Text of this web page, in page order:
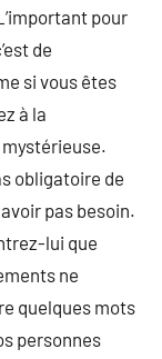
pour
de
si vous êtes
à la
obligatoire de
pas besoin.
lui que
ne
quelques mots
personnes